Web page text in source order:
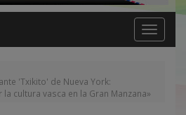
Toggle
navigation
'Txikito' de Nueva York:
cultura vasca en la Gran Manzana»